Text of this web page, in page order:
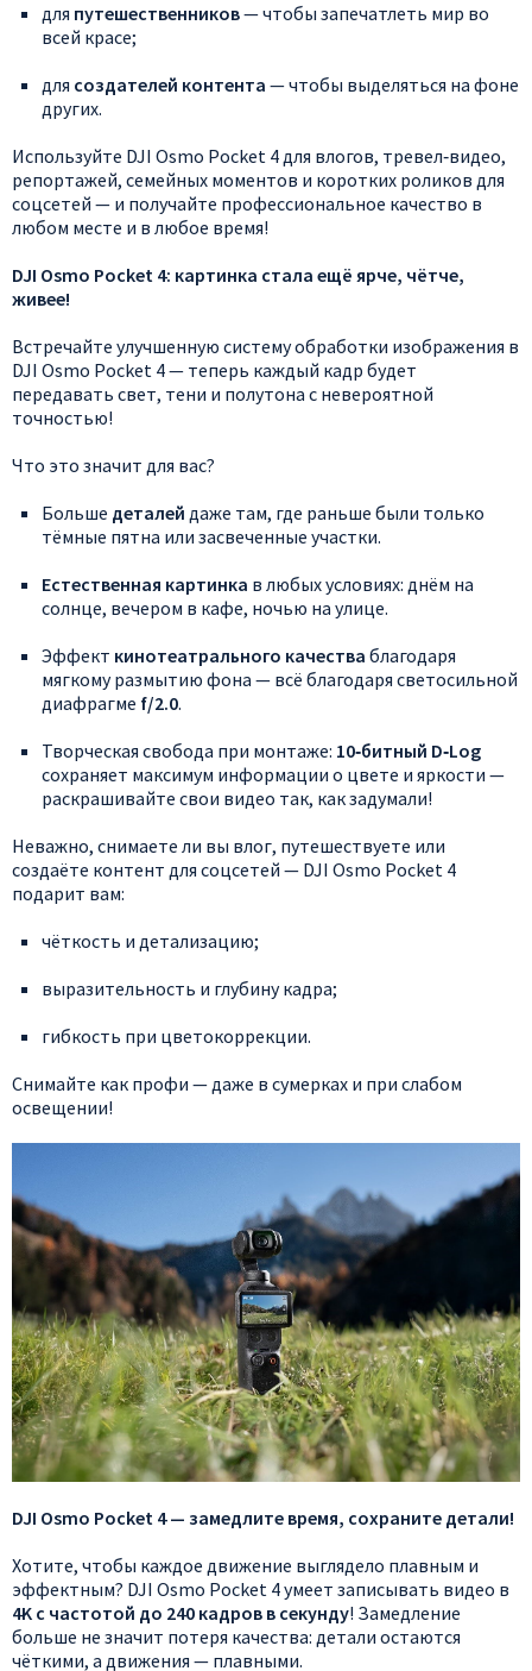
для путешественников— чтобы запечатлеть мир во
всей красе;
для создателей контента — чтобы выделяться на фоне
других.
Используйте DJI Osmo Pocket 4для влогов, тревел‑видео,
репортажей, семейных моментов и коротких роликов для
соцсетей — и получайте профессиональное качество в
любом месте и в любое время!
DJI Osmo Pocket 4: картинка стала ещё ярче, чётче,
живее!
Встречайте улучшенную системуобработки изображения в
DJI Osmo Pocket 4— теперь каждый кадр будет
передавать свет, тени и полутона с невероятной
точностью!
Что это значит для вас?
Больше деталей даже там, где раньше были только
тёмные пятна или засвеченные участки.
Естественная картинка в любыхусловиях: днём на
солнце, вечером в кафе, ночью на улице.
Эффект кинотеатрального качества благодаря
мягкомуразмытию фона — всё благодаря светосильной
диафрагме f/2.0.
Творческая свобода при монтаже: 10‑битный D‑Log
сохраняет максимум информации о цвете и яркости —
раскрашивайте свои видео так, какзадумали!
Неважно, снимаете ли вы влог, путешествуете или
создаёте контент для соцсетей — DJI Osmo Pocket 4
подарит вам:
чёткость и детализацию;
выразительность и глубинукадра;
гибкость при цветокоррекции.
Снимайте как профи — даже в сумерках и при слабом
освещении!
DJI Osmo Pocket 4— замедлите время, сохраните детали!
Хотите, чтобы каждое движение выглядело плавным и
эффектным? DJI Osmo Pocket 4умеет записывать видео в
4K с частотой до 240 кадров в секунду! Замедление
больше не значит потеря качества: детали остаются
чёткими, а движения — плавными.